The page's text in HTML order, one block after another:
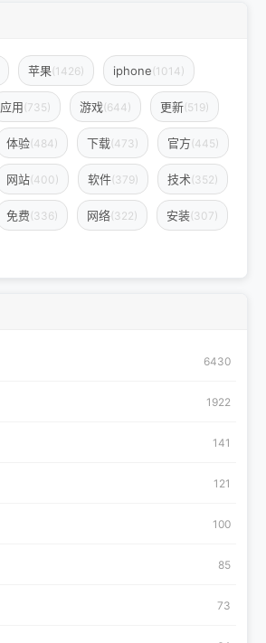
苹果(1426) iphone(1014)
应用(735) 游戏(644) 更新(519)
体验(484) 下载(473) 官方(445)
网站(400) 软件(379) 技术(352)
免费(336) 网络(322) 安装(307)
6430
1922
141
121
100
85
73